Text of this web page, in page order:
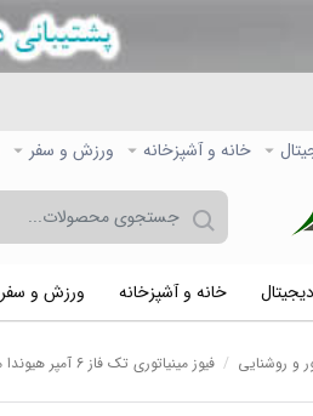
خانه و آشپزخانه ورزش و سفر
خانه و آشپزخانه ورزش و سفر
و روشنایی / فیوز مینیاتوری تک فاز 6 آمپر هیوندا مدل C6